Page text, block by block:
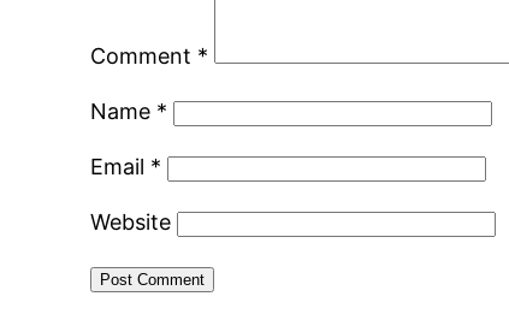
Comment *
Name *
Email *
Website